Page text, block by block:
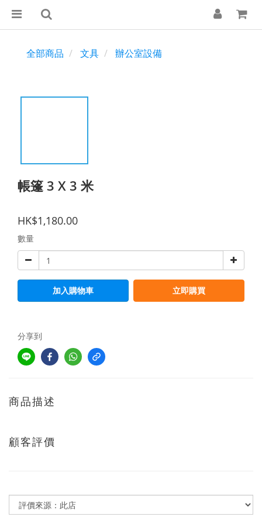
全部商品 文具 辦公室設備
帳篷 3 X 3 米
HK$1,180.00
數量
加入購物車 立即購買
分享到
商品描述
顧客評價